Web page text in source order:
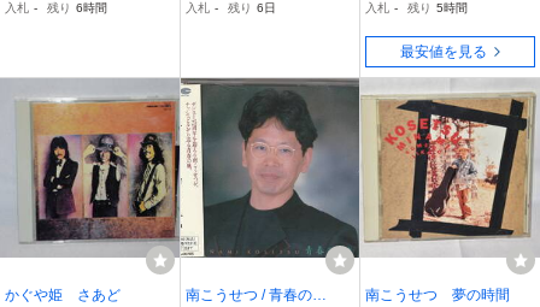
入札 - 残り 6時間 入札 - 残り 6日 入札 - 残り 5時間
最安値を見る
かぐや姫 さあど
南こうせつ / 青春の
南こうせつ 夢の時間